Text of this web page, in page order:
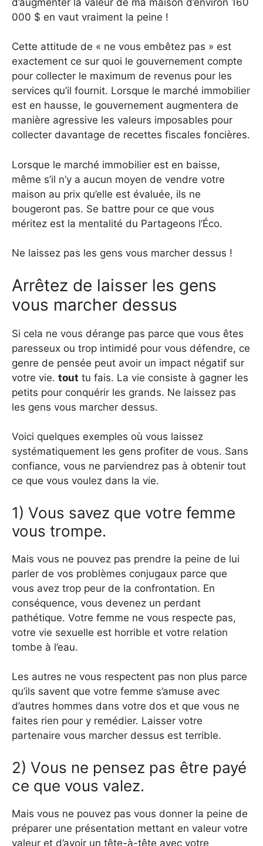
000 $ en vaut vraiment la peine !
Cette attitude de « ne vous embêtez pas » est
exactement ce sur quoi le gouvernement compte
pour collecter le maximum de revenus pour les
services qu’il fournit. Lorsque le marché immobilier
est en hausse, le gouvernement augmentera de
manière agressive les valeurs imposables pour
collecter davantage de recettes fiscales foncières.
Lorsque le marché immobilier est en baisse,
même s’il n’y a aucun moyen de vendre votre
maison au prix qu’elle est évaluée, ils ne
bougeront pas. Se battre pour ce que vous
méritez est la mentalité du Partageons l’Éco.
Ne laissez pas les gens vous marcher dessus !
Arrêtez de laisser les gens
vous marcher dessus
Si cela ne vous dérange pas parce que vous êtes
paresseux ou trop intimidé pour vous défendre, ce
genre de pensée peut avoir un impact négatif sur
votre vie. tout tu fais. La vie consiste à gagner les
petits pour conquérir les grands. Ne laissez pas
les gens vous marcher dessus.
Voici quelques exemples où vous laissez
systématiquement les gens profiter de vous. Sans
confiance, vous ne parviendrez pas à obtenir tout
ce que vous voulez dans la vie.
1) Vous savez que votre femme
vous trompe.
Mais vous ne pouvez pas prendre la peine de lui
parler de vos problèmes conjugaux parce que
vous avez trop peur de la confrontation. En
conséquence, vous devenez un perdant
pathétique. Votre femme ne vous respecte pas,
votre vie sexuelle est horrible et votre relation
tombe à l’eau.
Les autres ne vous respectent pas non plus parce
qu’ils savent que votre femme s’amuse avec
d’autres hommes dans votre dos et que vous ne
faites rien pour y remédier. Laisser votre
partenaire vous marcher dessus est terrible.
2) Vous ne pensez pas être payé
ce que vous valez.
Mais vous ne pouvez pas vous donner la peine de
préparer une présentation mettant en valeur votre
valeur et d’avoir un tête-à-tête avec votre